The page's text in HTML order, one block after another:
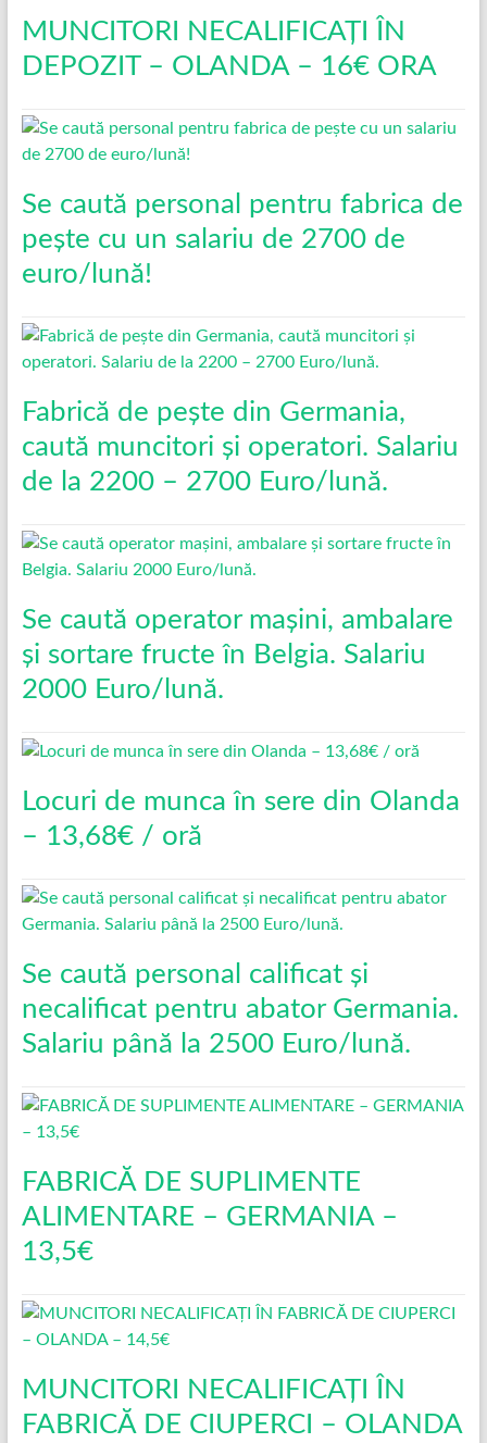
MUNCITORI NECALIFICAȚI ÎN
DEPOZIT – OLANDA – 16€ ORA
Se caută personal pentru fabrica de
pește cu un salariu de 2700 de
euro/lună!
Fabrică de pește din Germania,
caută muncitori și operatori. Salariu
de la 2200 – 2700 Euro/lună.
Se caută operator mașini, ambalare
și sortare fructe în Belgia. Salariu
2000 Euro/lună.
Locuri de munca în sere din Olanda
– 13,68€ / oră
Se caută personal calificat și
necalificat pentru abator Germania.
Salariu până la 2500 Euro/lună.
FABRICĂ DE SUPLIMENTE
ALIMENTARE – GERMANIA –
13,5€
MUNCITORI NECALIFICAȚI ÎN
FABRICĂ DE CIUPERCI – OLANDA